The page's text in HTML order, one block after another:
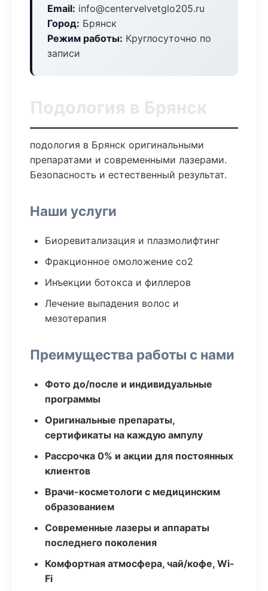
Email: info@centervelvetglo205.ru
Город: Брянск
Режим работы: Круглосуточно по
записи
Подология в Брянск
подология в Брянск оригинальными
препаратами и современными лазерами.
Безопасность и естественный результат.
Наши услуги
Биоревитализация и плазмолифтинг
Фракционное омоложение co2
Инъекции ботокса и филлеров
Лечение выпадения волос и
мезотерапия
Преимущества работы с нами
Фото до/после и индивидуальные
программы
Оригинальные препараты,
сертификаты на каждую ампулу
Рассрочка 0% и акции для постоянных
клиентов
Врачи-косметологи с медицинским
образованием
Современные лазеры и аппараты
последнего поколения
Комфортная атмосфера, чай/кофе, Wi-
Fi